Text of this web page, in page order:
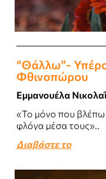
“Θάλλω”-
Φθινοπώρου
Εμμανουέλα
«Το μόνο που βλέπω
φλόγα μέσα τους»..
Διαβάστε το